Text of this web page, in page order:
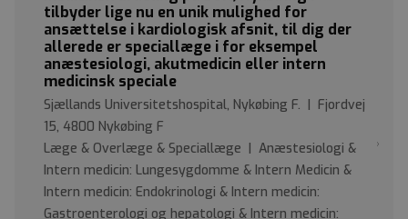
tilbyder lige nu en unik mulighed for
ansættelse i kardiologisk afsnit, til dig der
allerede er speciallæge i for eksempel
anæstesiologi, akutmedicin eller intern
medicinsk speciale
Sjællands Universitetshospital, Nykøbing F. | Fjordvej
15, 4800 Nykøbing F
Læge & Overlæge & Speciallæge | Anæstesiologi &
Intern medicin: Lungesygdomme & Intern Medicin &
Intern medicin: Endokrinologi & Intern medicin:
Gastroenterologi og hepatologi & Intern medicin: